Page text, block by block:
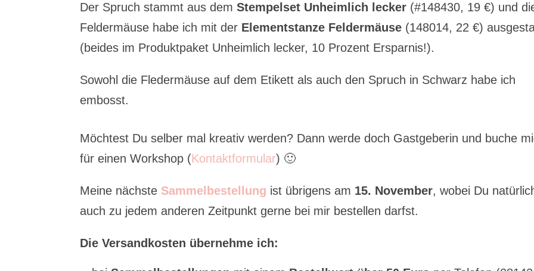
Der Spruch stammt aus demStempelset Unheimlich lecker (#148430, 19 €) und
Feldermäuse habe ich mit der Elementstanze Feldermäuse (148014, 22 €)
(beides im Produktpaket Unheimlich lecker, 10 Prozent Ersparnis!).
Sowohl die Fledermäuse auf dem Etikett als auch den Spruch in Schwarz habe ich
embosst.
Möchtest Du selber mal kreativ werden? Dann werde doch Gastgeberin und buche
für einen Workshop (Kontaktformular) 🙂
Meine nächste Sammelbestellung ist übrigens am 15. November, wobei Du
auch zu jedem anderen Zeitpunkt gerne bei mir bestellen darfst.
Die Versandkosten übernehme ich: